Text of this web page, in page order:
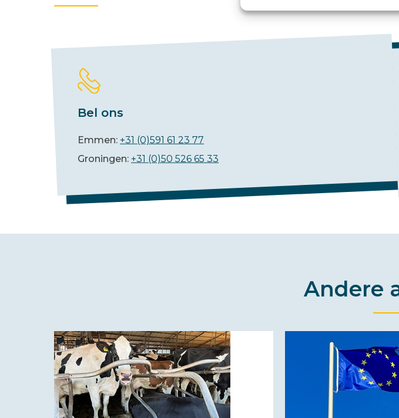
Bel ons
Emmen:+31 (0)591 61 23 77
Groningen:+31 (0)50 526 65 33
Andere